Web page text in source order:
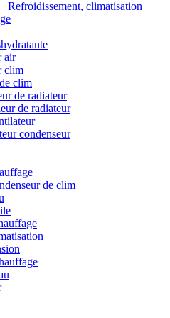
Refroidissement, climatisation
air
clim
clim
de radiateur
de radiateur
condenseur
de clim